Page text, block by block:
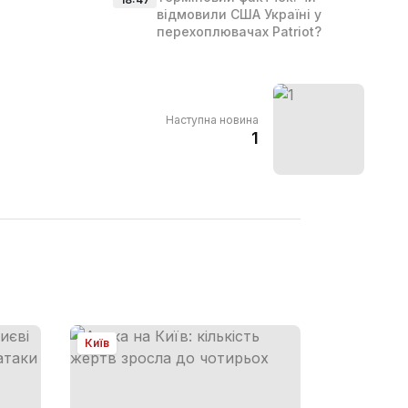
відмовили США Україні у
перехоплювачах Patriot?
Наступна новина
1
Київ